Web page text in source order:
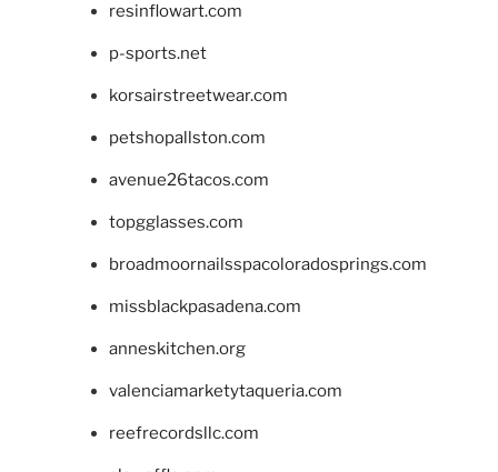
resinflowart.com
p-sports.net
korsairstreetwear.com
petshopallston.com
avenue26tacos.com
topgglasses.com
broadmoornailsspacoloradosprings.com
missblackpasadena.com
anneskitchen.org
valenciamarketytaqueria.com
reefrecordsllc.com